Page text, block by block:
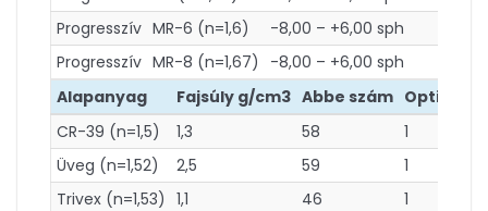
Progresszív MR-6 (n=1,6) -8,00 – +6,00 sph
Progresszív MR-8 (n=1,67) -8,00 – +6,00 sph
Alapanyag
Fajsúly g/cm3 Abbe szám Optikai
CR-39 (n=1,5)
1,3 58
1
Üveg (n=1,52)
2,5 59
1
Trivex (n=1,53) 1,1 46
1